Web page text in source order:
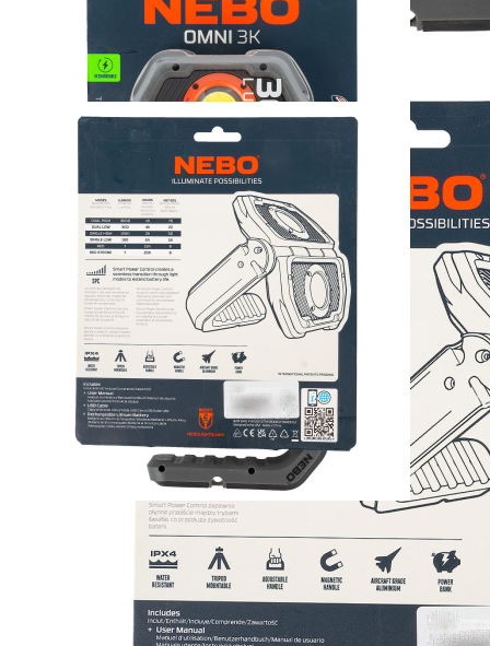
NEBO LED
Arbeitsleuchte OMNI
69,95 €
inkl. MwSt. zzgl. Versand
Zum Warenkorb hinzufügen
Zur Wunschliste hinzufügen
Verfügbare Menge: 2
Lieferzeit: ca. 3 - 5 Tage